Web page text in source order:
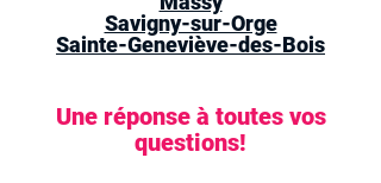
Savigny-sur-Orge
Sainte-Geneviève-des-Bois
Une réponse à toutes vos
questions!